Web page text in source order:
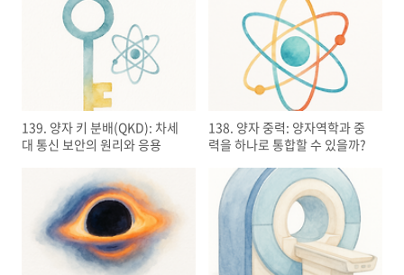
139. 양자 키 분배(QKD): 차세
대 통신 보안의 원리와 응용
138. 양자 중력: 양자역학과 중
력을 하나로 통합할 수 있을까?